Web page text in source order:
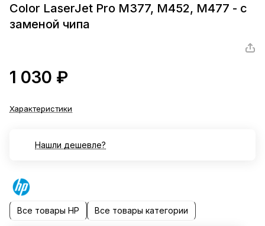
Color LaserJet Pro M377, M452, M477 - с
заменой чипа
1 030 ₽
Характеристики
Нашли дешевле?
Все товары HP Все товары категории